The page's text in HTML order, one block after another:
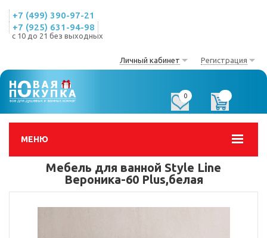
+7 (499) 390-97-21
+7 (925) 631-94-98
с 10 до 21 без выходных
Личный кабинет Регистрация
МЕНЮ
0
Мебель для ванной Style Line
Вероника-60 Plus,белая